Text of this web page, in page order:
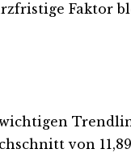
Faktor
von